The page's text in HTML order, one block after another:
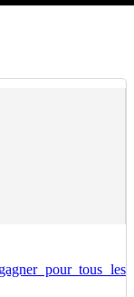
pour tous les